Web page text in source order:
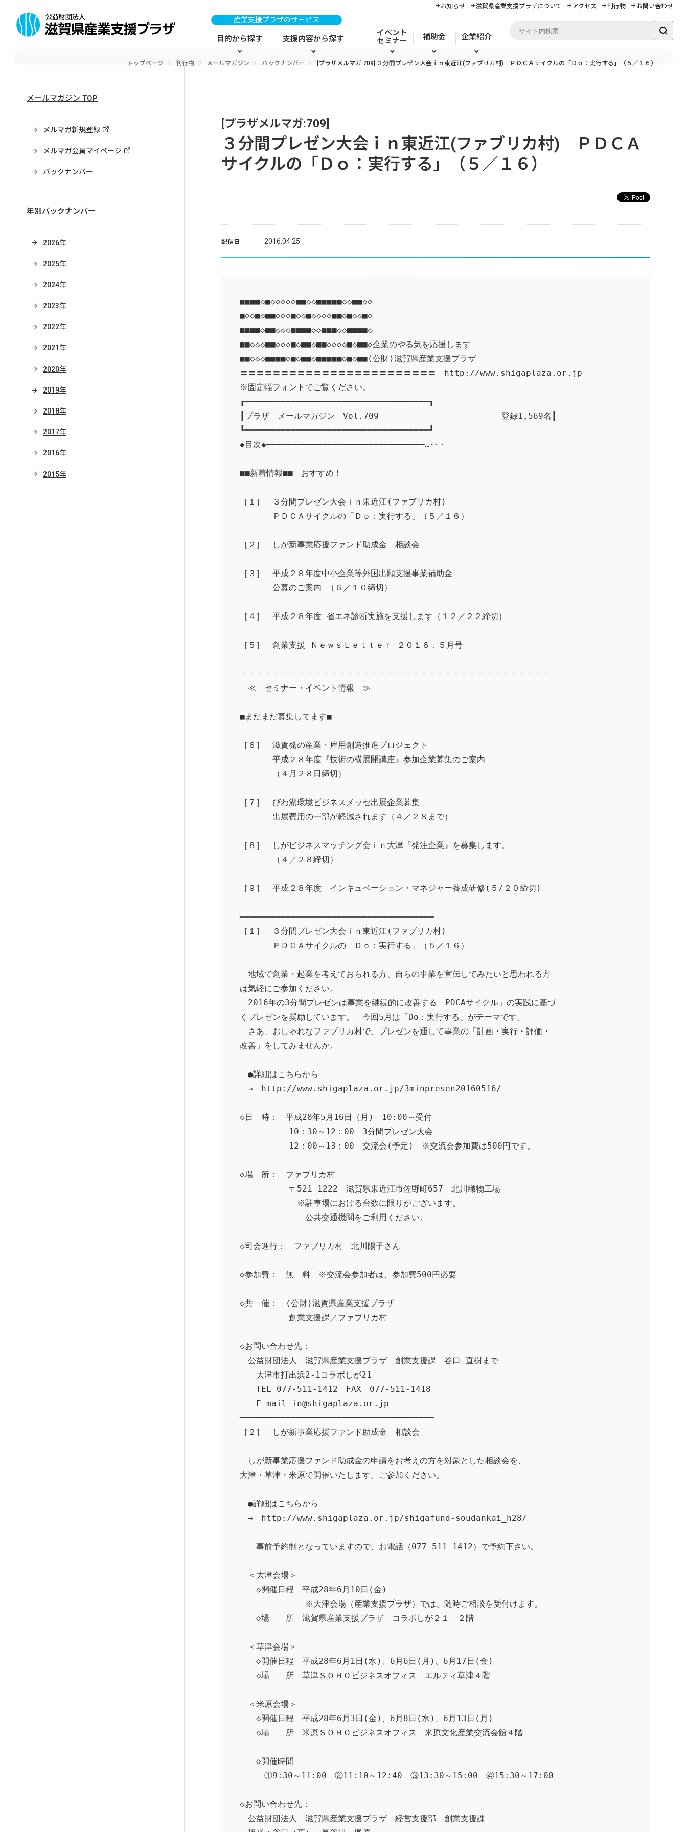
目的から探す 支援内容から探す
イベント
セミナー
補助金 企業紹介
お知らせ 滋賀県産業支援プラザについて アクセス 刊行物 お問い合わせ
トップページ 刊行物 メールマガジン バックナンバー [プラザメルマガ:709] ３分間プレゼン大会ｉｎ東近江(ファブリカ村) ＰＤＣＡサイクルの「Ｄｏ：実行する」（５／１６）
メールマガジン TOP
メルマガ新規登録
メルマガ会員マイページ
バックナンバー
年別バックナンバー
2026年
2025年
2024年
2023年
2022年
2021年
2020年
2019年
2018年
2017年
2016年
2015年
[プラザメルマガ:709]
３分間プレゼン大会ｉｎ東近江(ファブリカ村) ＰＤＣＡ
サイクルの「Ｄｏ：実行する」（５／１６）
配信日 2016.04.25
■■■■◇■◇◇◇◇◇■■◇◇■■■■■◇◇■■◇◇
■◇◇■◇■■◇◇◇■◇◇■◇◇◇◇■■◇■◇◇■◇
■■■■◇■■◇◇◇■■■■◇◇■■■◇◇■■■■◇
■■◇◇◇■■◇◇◇■◇■■◇■■◇◇◇◇■◇■■◇企業のやる気を応援します
■■◇◇◇■■■■◇■◇■■◇■■■■■◇■◇■■(公財)滋賀県産業支援プラザ
〓〓〓〓〓〓〓〓〓〓〓〓〓〓〓〓〓〓〓〓〓〓〓〓 http://www.shigaplaza.or.jp
※固定幅フォントでご覧ください。
┏━━━━━━━━━━━━━━━━━━━━━━━━━━━━━━━━━━━━┓
┃プラザ メールマガジン Vol.709 登録1,569名┃
┗━━━━━━━━━━━━━━━━━━━━━━━━━━━━━━━━━━━━┛
◆目次◆━━━━━━━━━━━━━━━━━━━━━━━━━━━━━━━…‥・
■■新着情報■■ おすすめ！
［１］ ３分間プレゼン大会ｉｎ東近江(ファブリカ村)
ＰＤＣＡサイクルの「Ｄｏ：実行する」（５／１６）
［２］ しが新事業応援ファンド助成金 相談会
［３］ 平成２８年度中小企業等外国出願支援事業補助金
公募のご案内 （６／１０締切）
［４］ 平成２８年度 省エネ診断実施を支援します（１２／２２締切）
［５］ 創業支援 ＮｅｗｓＬｅｔｔｅｒ ２０１６．５月号
－－－－－－－－－－－－－－－－－－－－－－－－－－－－－－－－－－－－－－
≪ セミナー・イベント情報 ≫
■まだまだ募集してます■
［６］ 滋賀発の産業・雇用創造推進プロジェクト
平成２８年度『技術の横展開講座』参加企業募集のご案内
（４月２８日締切）
［７］ びわ湖環境ビジネスメッセ出展企業募集
出展費用の一部が軽減されます（４／２８まで）
［８］ しがビジネスマッチング会ｉｎ大津『発注企業』を募集します。
（４／２８締切）
［９］ 平成２８年度 インキュベーション・マネジャー養成研修(５/２０締切)
━━━━━━━━━━━━━━━━━━━━━━━━━━━━━━━━━━━━━━
［１］ ３分間プレゼン大会ｉｎ東近江(ファブリカ村)
ＰＤＣＡサイクルの「Ｄｏ：実行する」（５／１６）
地域で創業・起業を考えておられる方、自らの事業を宣伝してみたいと思われる方
は気軽にご参加ください。
2016年の3分間プレゼンは事業を継続的に改善する「PDCAサイクル」の実践に基づ
くプレゼンを奨励しています。 今回5月は「Do：実行する」がテーマです。
さあ、おしゃれなファブリカ村で、プレゼンを通して事業の「計画・実行・評価・
改善」をしてみませんか。
●詳細はこちらから
→ http://www.shigaplaza.or.jp/3minpresen20160516/
◇日 時： 平成28年5月16日（月) 10:00～受付
10：30～12：00 3分間プレゼン大会
12：00～13：00 交流会(予定) ※交流会参加費は500円です。
◇場 所： ファブリカ村
〒521-1222 滋賀県東近江市佐野町657 北川織物工場
※駐車場における台数に限りがございます。
公共交通機関をご利用ください。
◇司会進行： ファブリカ村 北川陽子さん
◇参加費： 無 料 ※交流会参加者は、参加費500円必要
◇共 催： (公財)滋賀県産業支援プラザ
創業支援課／ファブリカ村
◇お問い合わせ先：
公益財団法人 滋賀県産業支援プラザ 創業支援課 谷口 直樹まで
大津市打出浜2-1コラボしが21
TEL 077-511-1412 FAX 077-511-1418
E-mail in@shigaplaza.or.jp
━━━━━━━━━━━━━━━━━━━━━━━━━━━━━━━━━━━━━━
［２］ しが新事業応援ファンド助成金 相談会
しが新事業応援ファンド助成金の申請をお考えの方を対象とした相談会を、
大津・草津・米原で開催いたします。ご参加ください。
●詳細はこちらから
→ http://www.shigaplaza.or.jp/shigafund-soudankai_h28/
事前予約制となっていますので、お電話（077-511-1412）で予約下さい。
＜大津会場＞
◇開催日程 平成28年6月10日(金)
※大津会場（産業支援プラザ）では、随時ご相談を受付けます。
◇場 所 滋賀県産業支援プラザ コラボしが２１ ２階
＜草津会場＞
◇開催日程 平成28年6月1日(水)、6月6日(月)、6月17日(金)
◇場 所 草津ＳＯＨＯビジネスオフィス エルティ草津４階
＜米原会場＞
◇開催日程 平成28年6月3日(金)、6月8日(水)、6月13日(月)
◇場 所 米原ＳＯＨＯビジネスオフィス 米原文化産業交流会館４階
◇開催時間
①9:30～11:00 ②11:10～12:40 ③13:30～15:00 ④15:30～17:00
◇お問い合わせ先：
公益財団法人 滋賀県産業支援プラザ 経営支援部 創業支援課